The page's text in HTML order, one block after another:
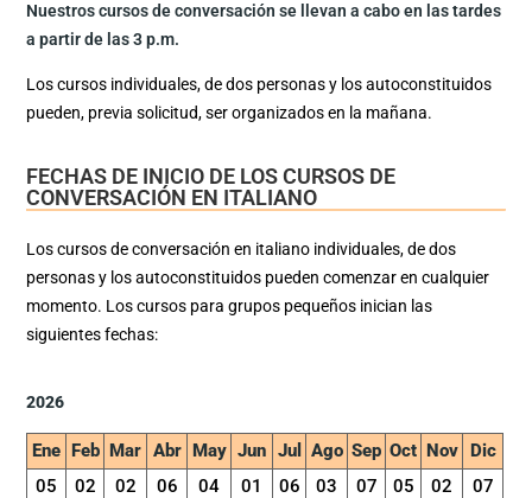
Nuestros cursos de conversación se llevan a cabo en las tardes
a partir de las 3 p.m.
Los cursos individuales, de dos personas y los autoconstituidos
pueden, previa solicitud, ser organizados en la mañana.
FECHAS DE INICIO DE LOS CURSOS DE
CONVERSACIÓN EN ITALIANO
Los cursos de conversación en italiano individuales, de dos
personas y los autoconstituidos pueden comenzar en cualquier
momento. Los cursos para grupos pequeños inician las
siguientes fechas:
2026
Ene Feb Mar Abr May Jun Jul Ago Sep Oct Nov Dic
05
02 02 06 04 01 06 03 07 05 02
07